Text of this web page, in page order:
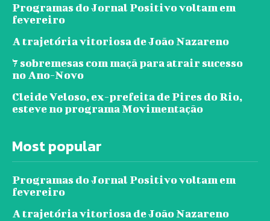
Programas do Jornal Positivo voltam em
fevereiro
A trajetória vitoriosa de João Nazareno
7 sobremesas com maçã para atrair sucesso
no Ano-Novo
Cleide Veloso, ex-prefeita de Pires do Rio,
esteve no programa Movimentação
Most popular
Programas do Jornal Positivo voltam em
fevereiro
A trajetória vitoriosa de João Nazareno